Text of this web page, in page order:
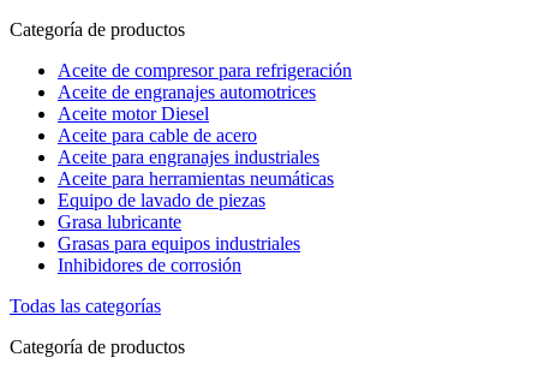
Categoría de productos
Aceite de compresor para refrigeración
Aceite de engranajes automotrices
Aceite motor Diesel
Aceite para cable de acero
Aceite para engranajes industriales
Aceite para herramientas neumáticas
Equipo de lavado de piezas
Grasa lubricante
Grasas para equipos industriales
Inhibidores de corrosión
Todas las categorías
Categoría de productos